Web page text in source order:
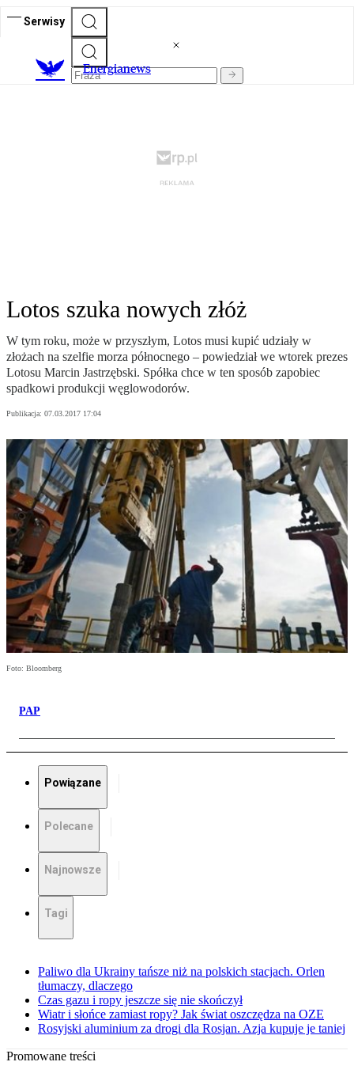
Serwisy
Energianews
Lotos szuka nowych złóż
W tym roku, może w przyszłym, Lotos musi kupić udziały w
złożach na szelfie morza północnego – powiedział we wtorek prezes
Lotosu Marcin Jastrzębski. Spółka chce w ten sposób zapobiec
spadkowi produkcji węglowodorów.
Publikacja: 07.03.2017 17:04
Foto: Bloomberg
PAP
Powiązane
Polecane
Najnowsze
Tagi
Paliwo dla Ukrainy tańsze niż na polskich stacjach. Orlen
tłumaczy, dlaczego
Czas gazu i ropy jeszcze się nie skończył
Wiatr i słońce zamiast ropy? Jak świat oszczędza na OZE
Rosyjski aluminium za drogi dla Rosjan. Azja kupuje je taniej
Promowane treści